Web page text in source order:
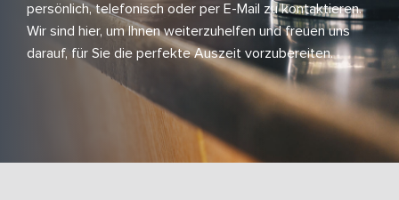
persönlich, telefonisch oder per E-Mail zu kontaktieren.
Wir sind hier, um Ihnen weiterzuhelfen und freuen uns
darauf, für Sie die perfekte Auszeit vorzubereiten.